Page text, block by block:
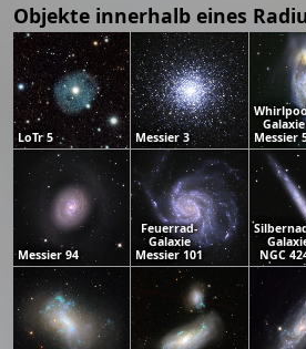
Objekte innerhalb eines
LoTr 5 Messier 3
Galaxie
Messier
Messier 94
Feuerrad-
Galaxie
Messier 101
NGC